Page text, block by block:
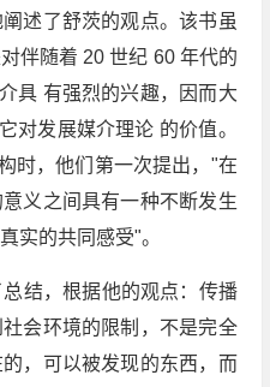
述了舒茨的观点。该书虽
伴随着 20 世纪 60 年代的
具 有强烈的兴趣，因而大
对发展媒介理论 的价值。
时，他们第一次提出，"在
义之间具有一种不断发生
实的共同感受"。
结，根据他的观点：传播
会环境的限制，不是完全
，可以被发现的东西，而